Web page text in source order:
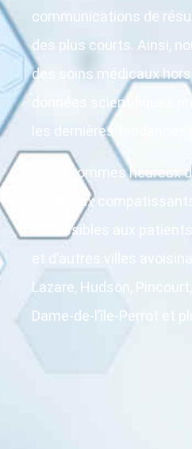
communications de
des plus courts. Ainsi,
des soins médicaux
données scientifiques
les dernières tendances
Nous sommes heureux
médicaux
accessibles aux
et d’autres villes
Lazare, Hudson,
Dame-de-l’île-Perrot et